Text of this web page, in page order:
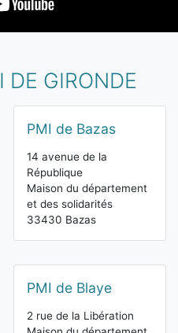
DE GIRONDE
PMI de Bazas
14 avenue de la
République
Maison du département
et des solidarités
33430 Bazas
PMI de Blaye
2 rue de la Libération